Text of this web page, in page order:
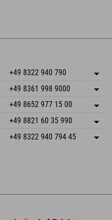
+49 8322 940 790
Adresse speichern
Buchen
+49 8361 998 9000
Adresse speichern
Buchen
+49 8652 977 15 00
Adresse speichern
Buchen
+49 8821 60 35 990
Adresse speichern
+49 8322 940 794 45